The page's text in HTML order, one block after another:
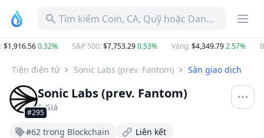
Tìm kiếm Coin, CA, Quỹ hoặc Danh mục
$1,916.560.32% S&P 500:$7,753.290.53% Vàng:$4,349.792.57%
Tiền điện tử Sonic Labs (prev. Fantom) Sàn giao dịch
#295
Sonic Labs (prev. Fantom)
S Giá
#62 trong Blockchain Liên kết